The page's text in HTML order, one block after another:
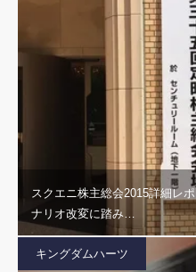
スクエニ株主総会2015詳細
ナリオ改変に踏み…
キングダムハーツ